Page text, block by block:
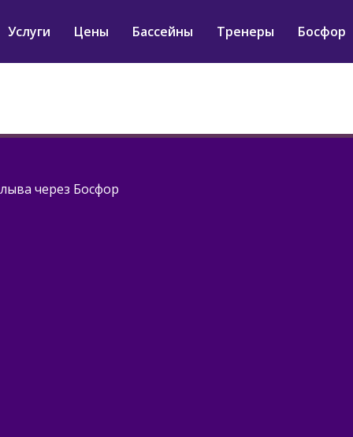
Услуги Цены Бассейны Тренеры Босфор
через Босфор